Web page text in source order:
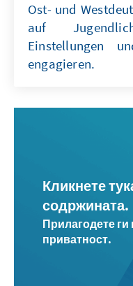
Ost- und
auf
Einstellungen
engagieren.
Кликнете
содржината.
Прилагодете
приватност.